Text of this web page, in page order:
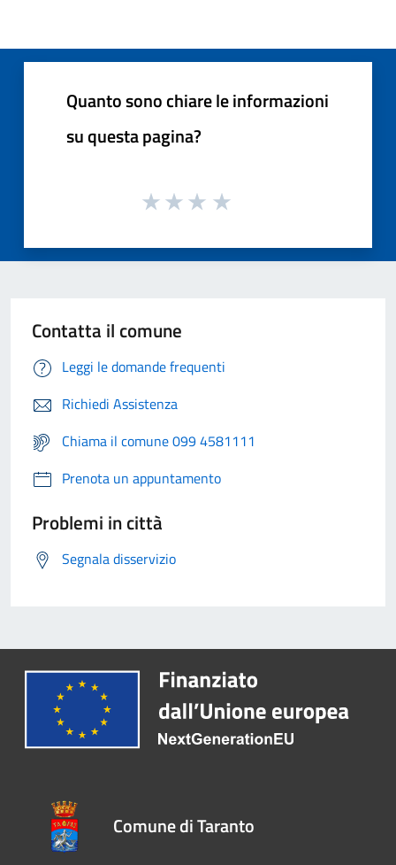
Quanto sono chiare le informazioni
su questa pagina?
Contatta il comune
Leggi le domande frequenti
Richiedi Assistenza
Chiama il comune 099 4581111
Prenota un appuntamento
Problemi in città
Segnala disservizio
Comune di Taranto